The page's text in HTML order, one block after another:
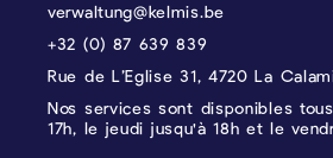
verwaltung@kelmis.be
+32 (0) 87 639 839
Rue de L’Eglise 31, 4720 La
Nos services sont disponibles
17h, le jeudi jusqu'à 18h et le